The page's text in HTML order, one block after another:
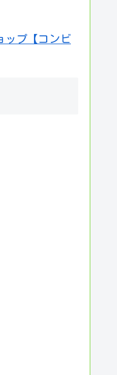
ップ【コンビ